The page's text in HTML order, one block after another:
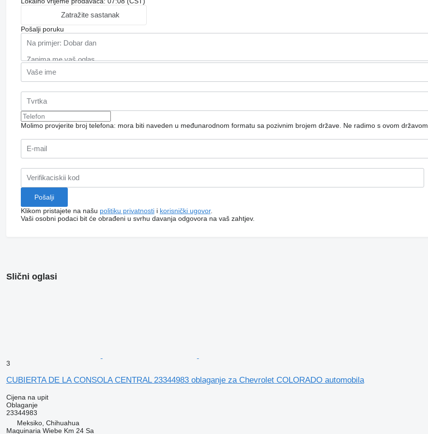
Zatražite sastanak
Pošalji poruku
Molimo provjerite broj telefona: mora biti naveden u međunarodnom formatu sa pozivnim brojem države. Ne radimo s ovom državom
Klikom pristajete na našu politiku privatnostii korisnički ugovor.
Vaši osobni podaci bit će obrađeni u svrhu davanja odgovora na vaš zahtjev.
Slični oglasi
3
CUBIERTA DE LA CONSOLA CENTRAL 23344983 oblaganje za Chevrolet COLORADO automobila
Cijena na upit
Oblaganje
23344983
Meksiko, Chihuahua
Maquinaria Wiebe Km 24 Sa